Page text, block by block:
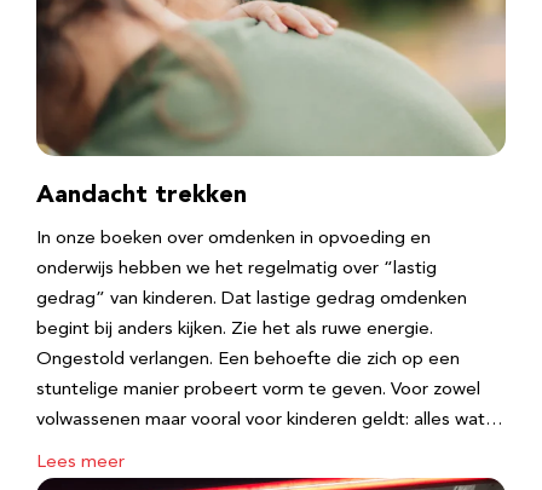
Aandacht trekken
In onze boeken over omdenken in opvoeding en
onderwijs hebben we het regelmatig over “lastig
gedrag” van kinderen. Dat lastige gedrag omdenken
begint bij anders kijken. Zie het als ruwe energie.
Ongestold verlangen. Een behoefte die zich op een
stuntelige manier probeert vorm te geven. Voor zowel
volwassenen maar vooral voor kinderen geldt: alles wat…
Lees meer